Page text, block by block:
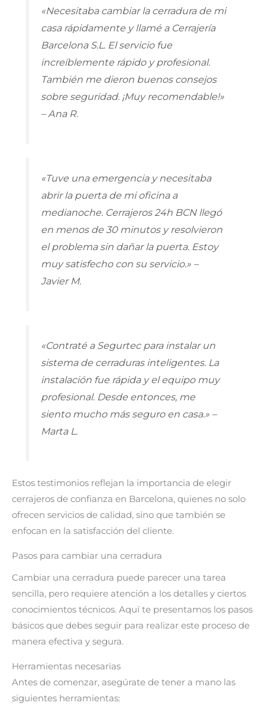
«Necesitaba cambiar la cerradura de mi
casa rápidamente y llamé a Cerrajería
Barcelona S.L. El servicio fue
increíblemente rápido y profesional.
También me dieron buenos consejos
sobre seguridad. ¡Muy recomendable!»
– Ana R.
«Tuve una emergencia y necesitaba
abrir la puerta de mi oficina a
medianoche. Cerrajeros 24h BCN llegó
en menos de 30 minutos y resolvieron
el problema sin dañar la puerta. Estoy
muy satisfecho con su servicio.» –
Javier M.
«Contraté a Segurtec para instalar un
sistema de cerraduras inteligentes. La
instalación fue rápida y el equipo muy
profesional. Desde entonces, me
siento mucho más seguro en casa.» –
Marta L.
Estos testimonios reflejan la importancia de elegir
cerrajeros de confianza en Barcelona, quienes no solo
ofrecen servicios de calidad, sino que también se
enfocan en la satisfacción del cliente.
Pasos para cambiar una cerradura
Cambiar una cerradura puede parecer una tarea
sencilla, pero requiere atención a los detalles y ciertos
conocimientos técnicos. Aquí te presentamos los pasos
básicos que debes seguir para realizar este proceso de
manera efectiva y segura.
Herramientas necesarias
Antes de comenzar, asegúrate de tener a mano las
siguientes herramientas: